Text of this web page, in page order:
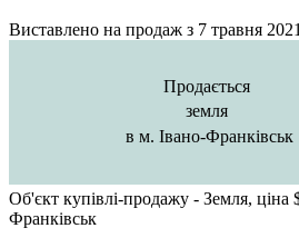
Виставлено на продаж з 7 травня
Продається
земля
в м. Івано-Франківськ
Об'єкт купівлі-продажу - Земля, ціна
Франківськ